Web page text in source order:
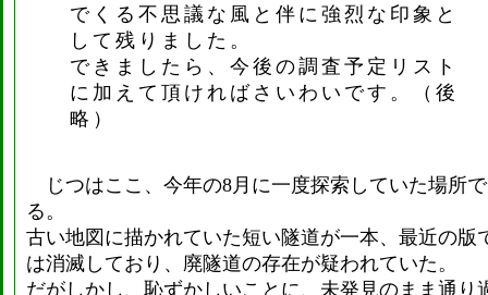
でくる不思議な風と伴に強烈な印象と
して残りました。
できましたら、今後の調査予定リスト
に加えて頂ければさいわいです。（後
略）
じつはここ、今年の8月に一度探索していた場所
る。
古い地図に描かれていた短い隧道が一本、最近の版
は消滅しており、廃隧道の存在が疑われていた。
だがしかし、恥ずかしいことに、未発見のまま通り